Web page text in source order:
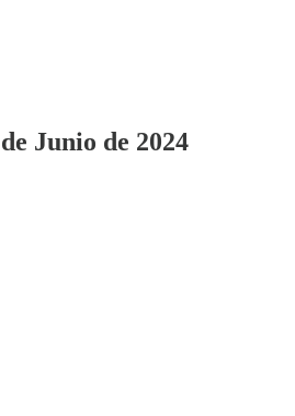
Junio de 2024